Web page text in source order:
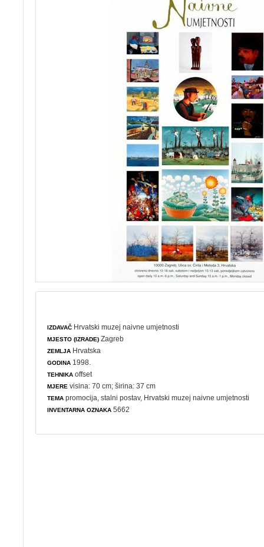
IZDAVAČ Hrvatski muzej naivne umjetnosti
MJESTO (IZRADE) Zagreb
ZEMLJA Hrvatska
GODINA 1998.
TEHNIKA offset
MJERE visina: 70 cm; širina: 37 cm
TEMA promocija ,stalni postav, Hrvatski muzej naivne umjetnosti
INVENTARNA OZNAKA 5662